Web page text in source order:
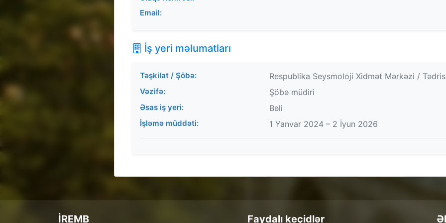
Email:
İş yeri məlumatları
Təşkilat / Şöbə: Respublika Seysmoloji Xidmət Mərkəzi / Tədris
Vəzifə: Şöbə müdiri
Əsas iş yeri: Bəli
İşləmə müddəti: 1 Yanvar 2024 – 2 İyun 2026
İREMB Faydalı keçidlər